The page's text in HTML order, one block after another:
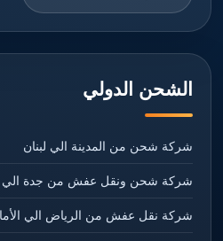
الشحن الدولي
شركة شحن من المدينة الي لبنان
شركة شحن ونقل عفش من جدة الي
شركة نقل عفش من الرياض الي